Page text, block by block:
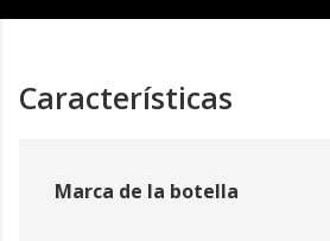
Características
Marca de la botella